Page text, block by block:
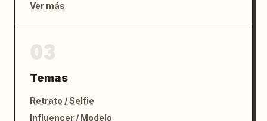
Ver más
Temas
Retrato / Selfie
Influencer / Modelo